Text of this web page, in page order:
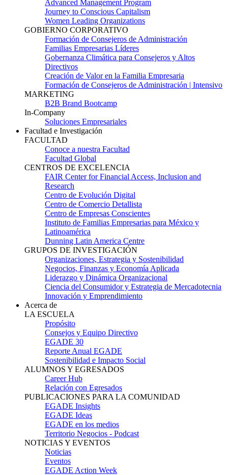
Advanced Management Program
Journey to Conscious Capitalism
Women Leading Organizations
GOBIERNO CORPORATIVO
Formación de Consejeros de Administración
Familias Empresarias Líderes
Gobernanza Climática para Consejeros y Altos
Directivos
Creación de Valor en la Familia Empresaria
Formación de Consejeros de Administración | Intensivo
MARKETING
B2B Brand Bootcamp
In-Company
Soluciones Empresariales
Facultad e Investigación
FACULTAD
Conoce a nuestra Facultad
Facultad Global
CENTROS DE EXCELENCIA
FAIR Center for Financial Access, Inclusion and
Research
Centro de Evolución Digital
Centro de Comercio Detallista
Centro de Empresas Conscientes
Instituto de Familias Empresarias para México y
Latinoamérica
Dunning Latin America Centre
GRUPOS DE INVESTIGACIÓN
Organizaciones, Estrategia y Sostenibilidad
Negocios, Finanzas y Economía Aplicada
Liderazgo y Dinámica Organizacional
Ciencia del Consumidor y Estrategia de Mercadotecnia
Innovación y Emprendimiento
Acerca de
LA ESCUELA
Propósito
Consejos y Equipo Directivo
EGADE 30
Reporte Anual EGADE
Sostenibilidad e Impacto Social
ALUMNOS Y EGRESADOS
Career Hub
Relación con Egresados
PUBLICACIONES PARA LA COMUNIDAD
EGADE Insights
EGADE Ideas
EGADE en los medios
Territorio Negocios - Podcast
NOTICIAS Y EVENTOS
Noticias
Eventos
EGADE Action Week